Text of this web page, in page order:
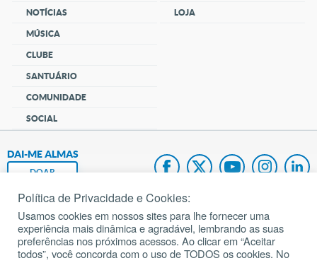
NOTÍCIAS
MÚSICA
CLUBE
SANTUÁRIO
COMUNIDADE
SOCIAL
LOJA
DAI-ME ALMAS
DOAR
Fundação João Paulo II
Pedido de Oração
Política de Privacidade e Cookies:
Usamos cookies em nossos sites para lhe fornecer uma
experiência mais dinâmica e agradável, lembrando as suas
preferências nos próximos acessos. Ao clicar em “Aceitar
todos”, você concorda com o uso de TODOS os cookies. No